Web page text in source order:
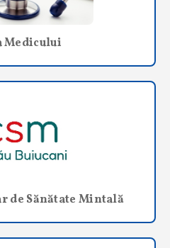
Medicului
de Sănătate Mintală